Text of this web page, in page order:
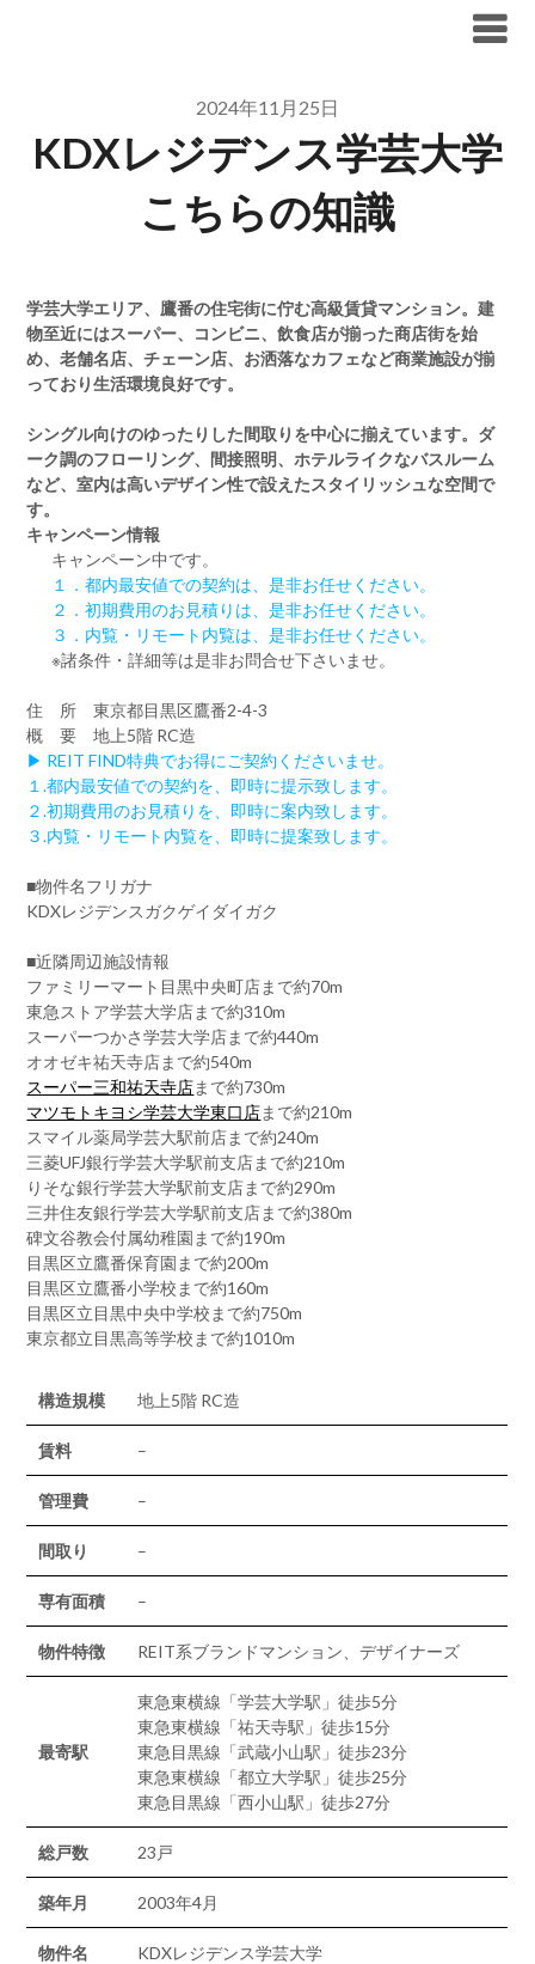
2024年11月25日
KDXレジデンス学芸大学
こちらの知識
学芸大学エリア、鷹番の住宅街に佇む高級賃貸マンション。建
物至近にはスーパー、コンビニ、飲食店が揃った商店街を始
め、老舗名店、チェーン店、お洒落なカフェなど商業施設が揃
っており生活環境良好です。
シングル向けのゆったりした間取りを中心に揃えています。ダ
ーク調のフローリング、間接照明、ホテルライクなバスルーム
など、室内は高いデザイン性で設えたスタイリッシュな空間で
す。
キャンペーン情報
キャンペーン中です。
１．都内最安値での契約は、是非お任せください。
２．初期費用のお見積りは、是非お任せください。
３．内覧・リモート内覧は、是非お任せください。
※諸条件・詳細等は是非お問合せ下さいませ。
住 所 東京都目黒区鷹番2-4-3
概 要 地上5階 RC造
▶ REIT FIND特典でお得にご契約くださいませ。
１.都内最安値での契約を、即時に提示致します。
２.初期費用のお見積りを、即時に案内致します。
３.内覧・リモート内覧を、即時に提案致します。
■物件名フリガナ
KDXレジデンスガクゲイダイガク
■近隣周辺施設情報
ファミリーマート目黒中央町店まで約70m
東急ストア学芸大学店まで約310m
スーパーつかさ学芸大学店まで約440m
オオゼキ祐天寺店まで約540m
スーパー三和祐天寺店まで約730m
マツモトキヨシ学芸大学東口店まで約210m
スマイル薬局学芸大駅前店まで約240m
三菱UFJ銀行学芸大学駅前支店まで約210m
りそな銀行学芸大学駅前支店まで約290m
三井住友銀行学芸大学駅前支店まで約380m
碑文谷教会付属幼稚園まで約190m
目黒区立鷹番保育園まで約200m
目黒区立鷹番小学校まで約160m
目黒区立目黒中央中学校まで約750m
東京都立目黒高等学校まで約1010m
構造規模 地上5階 RC造
賃料 –
管理費 –
間取り –
専有面積 –
物件特徴 REIT系ブランドマンション、デザイナーズ
最寄駅
東急東横線「学芸大学駅」徒歩5分
東急東横線「祐天寺駅」徒歩15分
東急目黒線「武蔵小山駅」徒歩23分
東急東横線「都立大学駅」徒歩25分
東急目黒線「西小山駅」徒歩27分
総戸数 23戸
築年月 2003年4月
物件名 KDXレジデンス学芸大学